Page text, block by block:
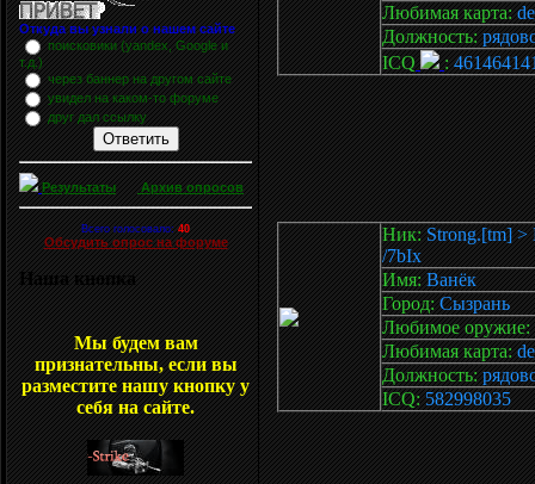
Откуда вы узнали о нашем сайте
поисковики (yandex, Google и
т.д.)
через баннер на другом сайте
увидел на каком-то форуме
друг дал ссылку
Результаты Архив опросов
Всего голосовало: 40
Обсудить опрос на форуме
Наша кнопка
Мы будем вам
признательны, если вы
разместите нашу кнопку у
себя на сайте.
Любимая карта:
Должность:
ICQ
:
Ник:Strong.[tm] >
/7bIx
Имя:Ванёк
Город:Сызрань
Любимое оружие:
Любимая карта:
Должность:
ICQ:582998035